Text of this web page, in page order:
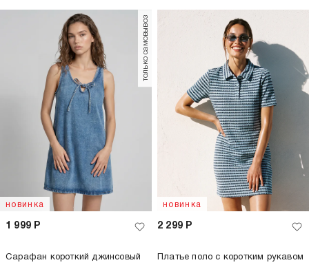
новинка
только самовывоз
1 999 Р
Сарафан короткий джинсовый
новинка
2 299 Р
Платье поло с коротким рукавом